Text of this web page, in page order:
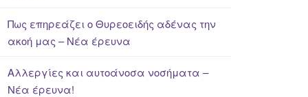
Πως επηρεάζει ο Θυρεοειδής αδένας την
ακοή μας – Νέα έρευνα
Αλλεργίες και αυτοάνοσα νοσήματα –
Νέα έρευνα!